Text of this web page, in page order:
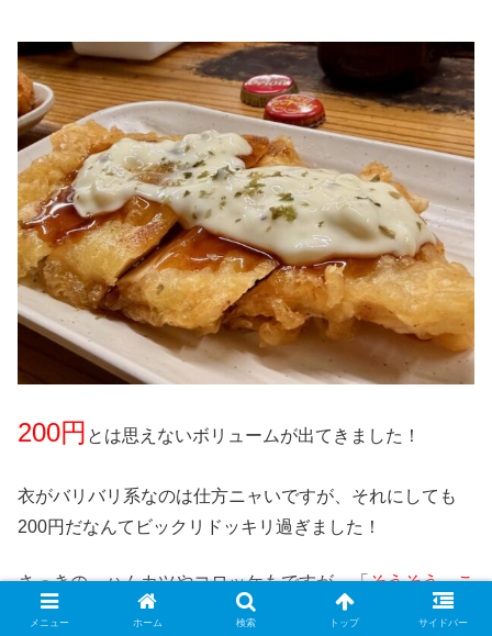
200円 とは思えないボリュームが出てきました！
衣がバリバリ系なのは仕方ニャいですが、それにしても
200円だなんてビックリドッキリ過ぎました！
さっきの、ハムカツやコロッケもですが、「そうそう、こ
ういうのでいいんだよ♪
」という庶民感溢れるチープさに
メニュー ホーム 検索 トップ サイドバー